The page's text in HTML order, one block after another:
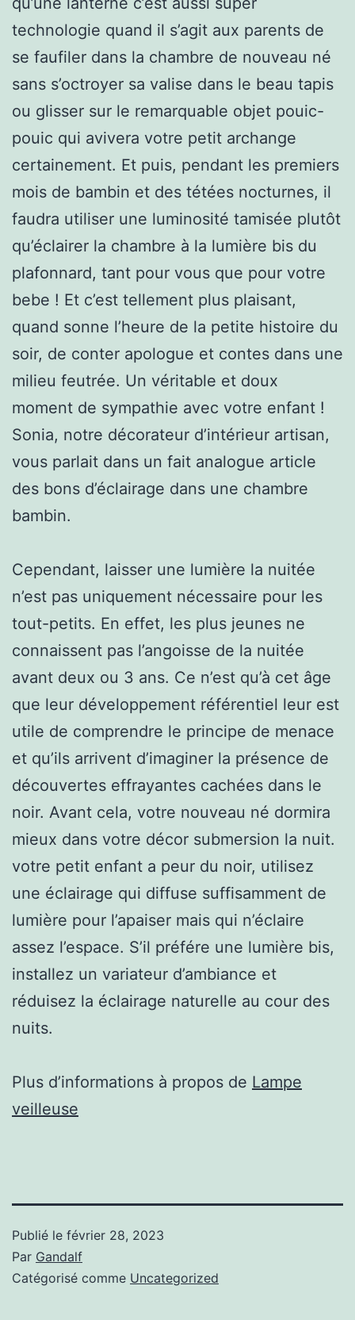
technologie quand il s’agit aux parents de
se faufiler dans la chambre de nouveau né
sans s’octroyer sa valise dans le beau tapis
ou glisser sur le remarquable objet pouic-
pouic qui avivera votre petit archange
certainement. Et puis, pendant les premiers
mois de bambin et des tétées nocturnes, il
faudra utiliser une luminosité tamisée plutôt
qu’éclairer la chambre à la lumière bis du
plafonnard, tant pour vous que pour votre
bebe ! Et c’est tellement plus plaisant,
quand sonne l’heure de la petite histoire du
soir, de conter apologue et contes dans une
milieu feutrée. Un véritable et doux
moment de sympathie avec votre enfant !
Sonia, notre décorateur d’intérieur artisan,
vous parlait dans un fait analogue article
des bons d’éclairage dans une chambre
bambin.
Cependant, laisser une lumière la nuitée
n’est pas uniquement nécessaire pour les
tout-petits. En effet, les plus jeunes ne
connaissent pas l’angoisse de la nuitée
avant deux ou 3 ans. Ce n’est qu’à cet âge
que leur développement référentiel leur est
utile de comprendre le principe de menace
et qu’ils arrivent d’imaginer la présence de
découvertes effrayantes cachées dans le
noir. Avant cela, votre nouveau né dormira
mieux dans votre décor submersion la nuit.
votre petit enfant a peur du noir, utilisez
une éclairage qui diffuse suffisamment de
lumière pour l’apaiser mais qui n’éclaire
assez l’espace. S’il préfére une lumière bis,
installez un variateur d’ambiance et
réduisez la éclairage naturelle au cour des
nuits.
Plus d’informations à propos de Lampe
veilleuse
Publié le février 28, 2023
Par Gandalf
Catégorisé comme Uncategorized